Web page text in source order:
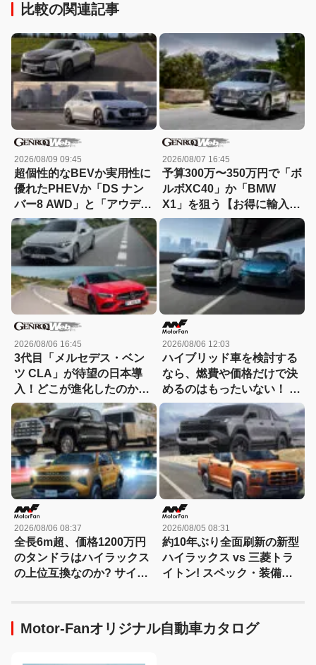
比較の関連記事
2026/08/09 09:45
超個性的なBEVか実用性に
優れたPHEVか「DS ナン
バー8 AWD」と「アウディ
A5 eハイブリッド」を比較
2026/08/07 16:45
予算300万〜350万円で「ボ
ルボXC40」か「BMW
X1」を狙う【お得に輸入中
古車を選ぶなら：11】
2026/08/06 16:45
3代目「メルセデス・ベン
ツ CLA」が待望の日本導
入！どこが進化したのか先
代とエンジン車同士で比較
2026/08/06 12:03
ハイブリッド車を検討する
なら、燃費や価格だけで決
めるのはもったいない！ ト
ヨタとホンダでハイブリッ
ド車の「走りの個性」が異
なるのには理由があった
2026/08/06 08:37
全長6m超、価格1200万円
のタンドラはハイラックス
の上位互換なのか? サイ
な違い 【新型ハイラックス
徹底比較】
2026/08/05 08:31
約10年ぶり全面刷新の新型
ハイラックス vs 三菱トラ
イトン! スペック・装備・
イラックス 徹底比較】
Motor-Fanオリジナル自動車カタログ